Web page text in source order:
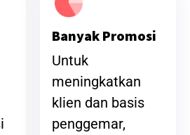
Banyak Promosi
Untuk
meningkatkan
klien dan basis
penggemar,